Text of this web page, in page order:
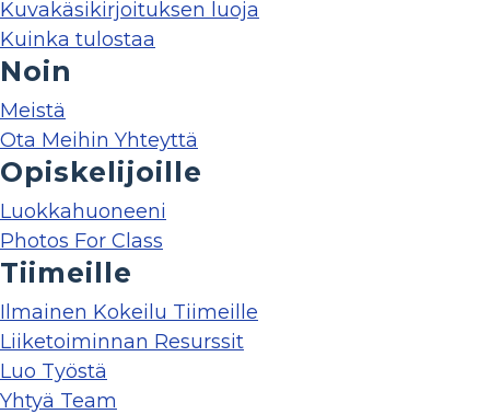
Kuvakäsikirjoituksen luoja
Kuinka tulostaa
Noin
Meistä
Ota Meihin Yhteyttä
Opiskelijoille
Luokkahuoneeni
Photos For Class
Tiimeille
Ilmainen Kokeilu Tiimeille
Liiketoiminnan Resurssit
Luo Työstä
Yhtyä Team